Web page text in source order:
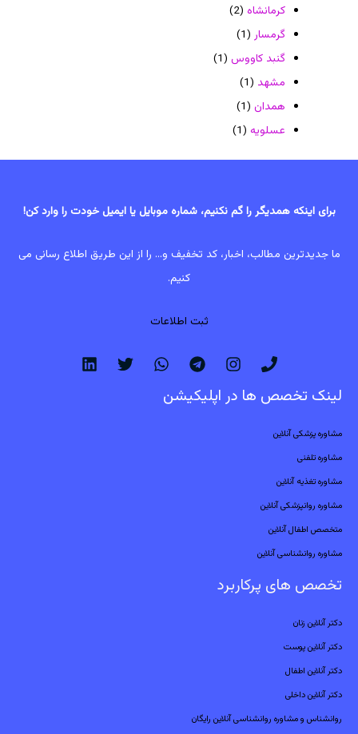
کرمانشاه (2)
گرمسار (1)
گنبد کاووس (1)
مشهد (1)
همدان (1)
عسلویه (1)
برای اینکه همدیگر را گم نکنیم، شماره موبایل یا ایمیل خودت را وارد کن!
ما جدیدترین مطالب، اخبار، کد تخفیف و... را از این طریق اطلاع رسانی می
کنیم.
ثبت اطلاعات
لینک تخصص ها در اپلیکیشن
مشاوره پزشکی آنلاین
مشاوره تلفنی
مشاوره تغذیه آنلاین
مشاوره روانپزشکی آنلاین
متخصص اطفال آنلاین
مشاوره روانشناسی آنلاین
تخصص های پرکاربرد
دکتر آنلاین زنان
دکتر آنلاین پوست
دکتر آنلاین اطفال
دکتر آنلاین داخلی
روانشناس و مشاوره روانشناسی آنلاین رایگان